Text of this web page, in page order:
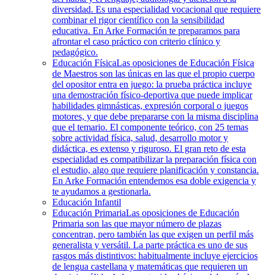
diversidad. Es una especialidad vocacional que requiere
combinar el rigor científico con la sensibilidad
educativa. En Arke Formación te preparamos para
afrontar el caso práctico con criterio clínico y
pedagógico.
Educación FísicaLas oposiciones de Educación Física
de Maestros son las únicas en las que el propio cuerpo
del opositor entra en juego: la prueba práctica incluye
una demostración físico-deportiva que puede implicar
habilidades gimnásticas, expresión corporal o juegos
motores, y que debe prepararse con la misma disciplina
que el temario. El componente teórico, con 25 temas
sobre actividad física, salud, desarrollo motor y
didáctica, es extenso y riguroso. El gran reto de esta
especialidad es compatibilizar la preparación física con
el estudio, algo que requiere planificación y constancia.
En Arke Formación entendemos esa doble exigencia y
te ayudamos a gestionarla.
Educación Infantil
Educación PrimariaLas oposiciones de Educación
Primaria son las que mayor número de plazas
concentran, pero también las que exigen un perfil más
generalista y versátil. La parte práctica es uno de sus
rasgos más distintivos: habitualmente incluye ejercicios
de lengua castellana y matemáticas que requieren un